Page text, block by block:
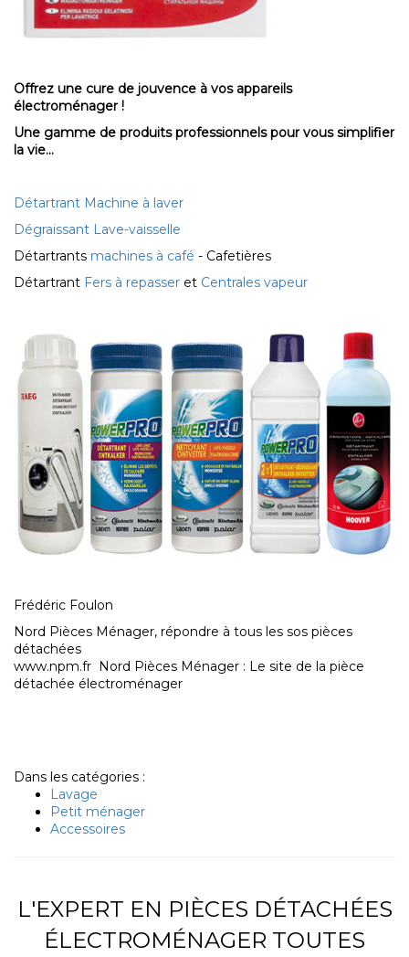
Offrez une cure de jouvence à vos appareils
électroménager !
Une gamme de produits professionnels pour vous simplifier
la vie...
Détartrant Machine à laver
Dégraissant Lave-vaisselle
Détartrants machines à café - Cafetières
Détartrant Fers à repasser et Centrales vapeur
Frédéric Foulon
Nord Pièces Ménager, répondre à tous les sos pièces
détachées
www.npm.fr Nord Pièces Ménager : Le site de la pièce
détachée électroménager
Dans les catégories :
Lavage
Petit ménager
Accessoires
L'EXPERT EN PIÈCES DÉTACHÉES
ÉLECTROMÉNAGER TOUTES